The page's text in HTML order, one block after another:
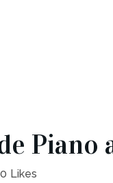
Piano
0 Likes